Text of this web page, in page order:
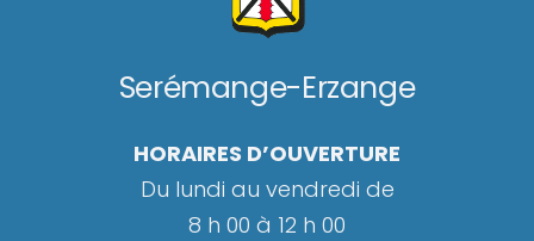
Serémange-Erzange
HORAIRES D’OUVERTURE
Du lundi au vendredi de
8 h 00 à 12 h 00